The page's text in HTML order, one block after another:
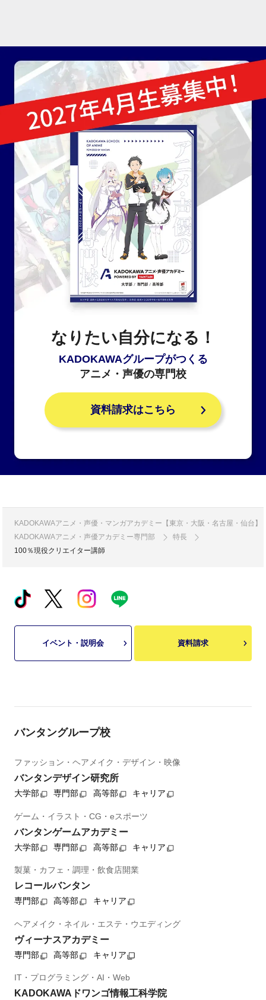
なりたい自分になる！
KADOKAWAグループがつくる
アニメ・声優の専門校
資料請求はこちら
KADOKAWAアニメ・声優・マンガアカデミー【東京・大阪・名古屋・仙台】
KADOKAWAアニメ・声優アカデミー専門部
特長
100％現役クリエイター講師
イベント・説明会 資料請求
バンタングループ校
ファッション・ヘアメイク・デザイン・映像
バンタンデザイン研究所
大学部 専門部 高等部 キャリア
ゲーム・イラスト・CG・eスポーツ
バンタンゲームアカデミー
大学部 専門部 高等部 キャリア
製菓・カフェ・調理・飲食店開業
レコールバンタン
専門部 高等部 キャリア
ヘアメイク・ネイル・エステ・ウエディング
ヴィーナスアカデミー
専門部 高等部 キャリア
IT・プログラミング・AI・Web
KADOKAWAドワンゴ情報工科学院